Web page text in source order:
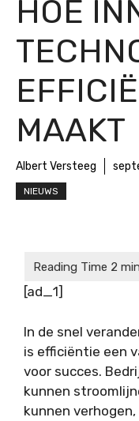
HOE
MAAKT
Albert Versteeg
NIEUWS
[ad_1]
In de snel
is efficiëntie een
voor succes.
kunnen
kunnen